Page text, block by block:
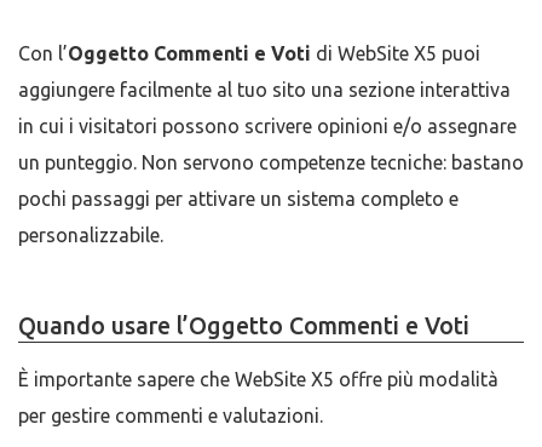
Con l’Oggetto Commenti e Voti di WebSite X5 puoi
aggiungere facilmente al tuo sito una sezione interattiva
in cui i visitatori possono scrivere opinioni e/o assegnare
un punteggio. Non servono competenze tecniche: bastano
pochi passaggi per attivare un sistema completo e
personalizzabile.
Quando usare l’Oggetto Commenti e Voti
È importante sapere che WebSite X5 offre più modalità
per gestire commenti e valutazioni.